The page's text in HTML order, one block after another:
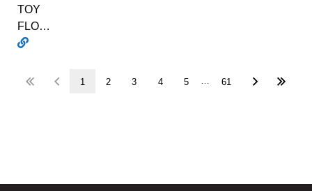
TOY
FLORIAN
1 2 3 4 5 … 61